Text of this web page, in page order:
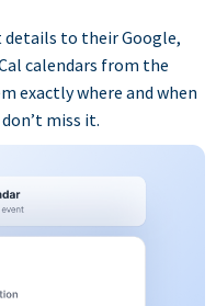
details to their Google,
calendars from the
exactly where and when
miss it.